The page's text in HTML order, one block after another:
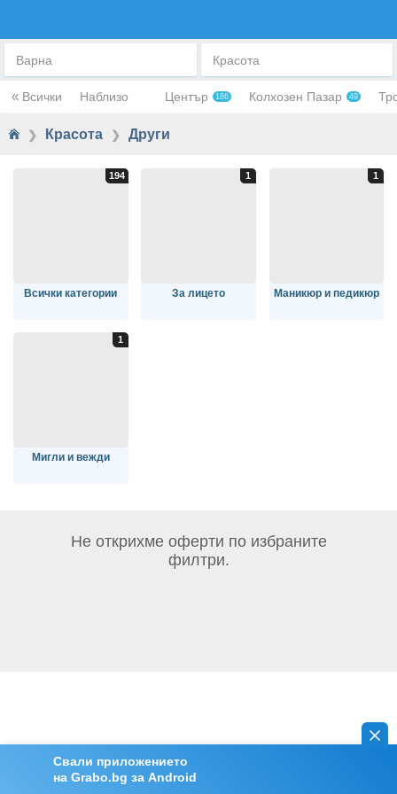
Варна Красота
« Всички Наблизо Център 186 Колхозен Пазар 49
❯ Красота ❯ Други
Всички категории За лицето Маникюр и педикюр
Мигли и вежди
Свали приложението
на Grabo.bg за Android
Не открихме оферти по избраните
филтри.